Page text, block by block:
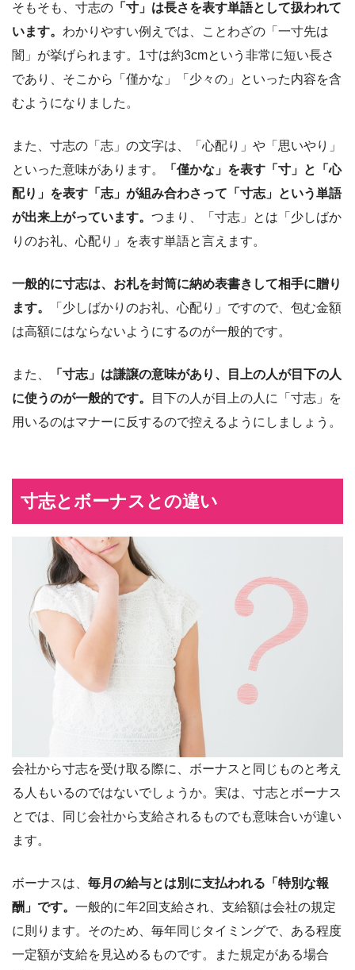
そもそも、寸志の 「寸」は長さを表す単語として扱われて
います。 わかりやすい例えでは、ことわざの「一寸先は
闇」が挙げられます。1寸は約3cmという非常に短い長さ
であり、そこから「僅かな」「少々の」といった内容を含
むようになりました。
また、寸志の「志」の文字は、「心配り」や「思いやり」
といった意味があります。
「僅かな」を表す「寸」と「心
配り」を表す「志」が組み合わさって「寸志」という単語
が出来上がっています。 つまり、「寸志」とは「少しばか
りのお礼、心配り」を表す単語と言えます。
一般的に寸志は、お札を封筒に納め表書きして相手に贈り
ます。
「少しばかりのお礼、心配り」ですので、包む金額
は高額にはならないようにするのが一般的です。
また、
「寸志」は謙譲の意味があり、目上の人が目下の人
に使うのが一般的です。
目下の人が目上の人に「寸志」を
用いるのはマナーに反するので控えるようにしましょう。
寸志とボーナスとの違い
会社から寸志を受け取る際に、ボーナスと同じものと考え
る人もいるのではないでしょうか。実は、寸志とボーナス
とでは、同じ会社から支給されるものでも意味合いが違い
ます。
ボーナスは、 毎月の給与とは別に支払われる「特別な報
酬」です。 一般的に年2回支給され、支給額は会社の規定
に則ります。そのため、毎年同じタイミングで、ある程度
一定額が支給を見込めるものです。また規定がある場合